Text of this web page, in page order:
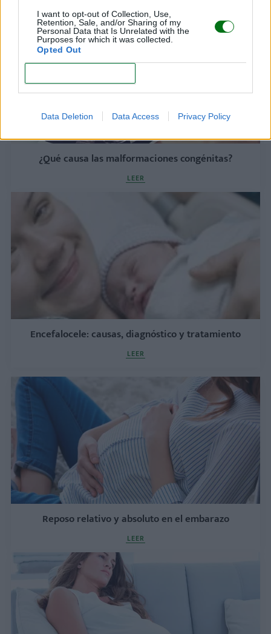
I want to opt-out of Collection, Use,
Retention, Sale, and/or Sharing of my
Personal Data that Is Unrelated with the
Purposes for which it was collected.
Opted Out
Data Deletion Data Access Privacy Policy
¿Qué causa las malformaciones congénitas?
LEER
Encefalocele: causas, diagnóstico y tratamiento
LEER
Reposo relativo y absoluto en el embarazo
LEER